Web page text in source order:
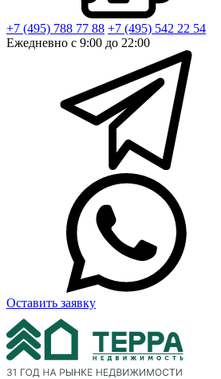
+7 (495) 788 77 88 +7 (495) 542 22 54
Ежедневно с 9:00 до 22:00
Оставить заявку